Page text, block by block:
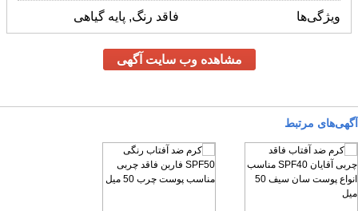
ویژگی‌ها فاقد رنگ, پایه گیاهی
مشاهده وب سایت آگهی
آگهی‌های مرتبط